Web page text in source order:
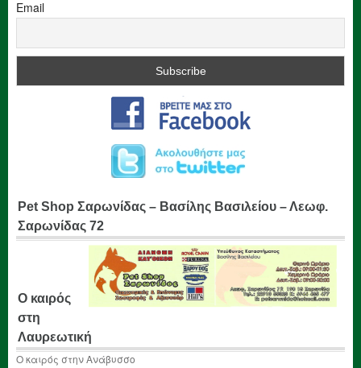
Email
Pet Shop Σαρωνίδας – Βασίλης Βασιλείου – Λεωφ.
Σαρωνίδας 72
Ο καιρός
στη
Λαυρεωτική
Ο καιρός στην Ανάβυσσο